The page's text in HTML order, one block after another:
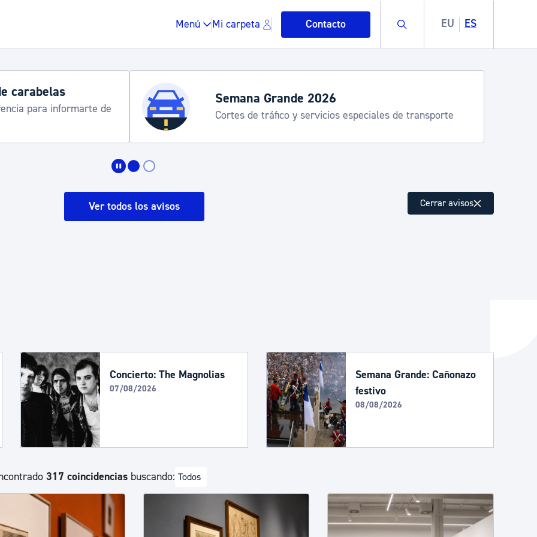
Menú Mi carpeta Contacto Buscar EU ES
Espacio público, residuos y medioambiente
Igualdad, Derechos Humanos y convivencia
Horarios y servicios de verano
Udalinfo, Donostia Kirola, Donostia Kultura, San Telmo,
Urgull, Hondalea, Turismo
Ver todos los avisos Cerrar avisos
Concierto: The Magnolias
07/08/2026
Semana Grande: Cañonazo
festivo
08/08/2026
317 coincidenciasbuscando: Todos